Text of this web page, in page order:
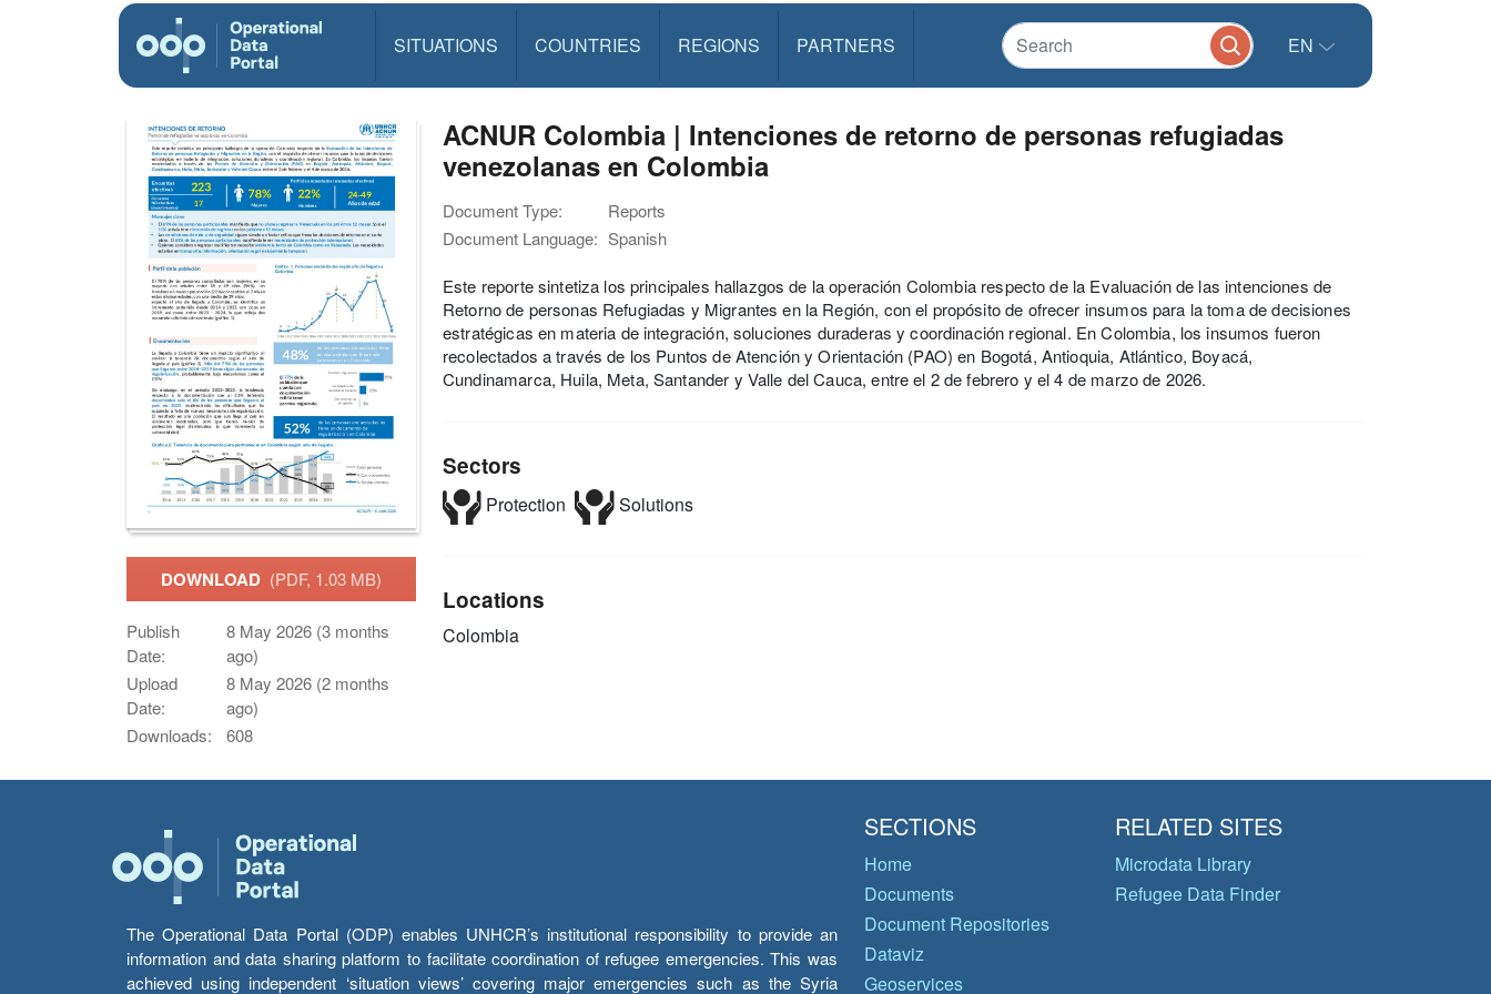
SITUATIONS COUNTRIES REGIONS PARTNERS EN
DOWNLOAD (PDF, 1.03 MB)
Publish
Date:
8 May 2026 (3 months
ago)
Upload
Date:
8 May 2026 (2 months
ago)
Downloads:
608
ACNUR Colombia | Intenciones de retorno de personas refugiadas
venezolanas en Colombia
Document Type:
Reports
Document Language: Spanish
Este reporte sintetiza los principales hallazgos de la operación Colombia respecto de la Evaluación de las intenciones de
Retorno de personas Refugiadas y Migrantes en la Región, con el propósito de ofrecer insumos para la toma de decisiones
estratégicas en materia de integración, soluciones duraderas y coordinación regional. En Colombia, los insumos fueron
recolectados a través de los Puntos de Atención y Orientación (PAO) en Bogotá, Antioquia, Atlántico, Boyacá,
Cundinamarca, Huila, Meta, Santander y Valle del Cauca, entre el 2 de febrero y el 4 de marzo de 2026.
Sectors
Protection Solutions
Locations
Colombia
The Operational Data Portal (ODP) enables UNHCR’s institutional responsibility to provide an
information and data sharing platform to facilitate coordination of refugee emergencies. This was
achieved using independent ‘situation views’ covering major emergencies such as the Syria
SECTIONS
Home
Documents
Document Repositories
Dataviz
Geoservices
RELATED SITES
Microdata Library
Refugee Data Finder